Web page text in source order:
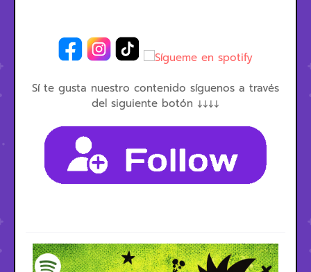
Sí te gusta nuestro contenido síguenos a través
del siguiente botón ↓↓↓↓